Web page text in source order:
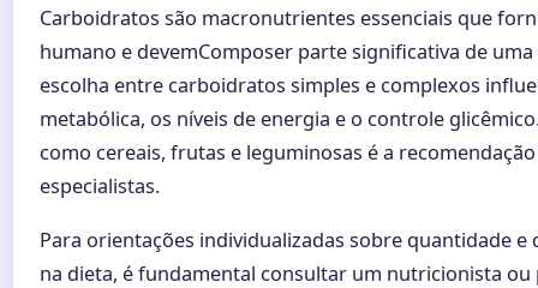
Carboidratos são macronutrientes essenciais que
humano e devemComposer parte significativa de
escolha entre carboidratos simples e complexos
metabólica, os níveis de energia e o controle
como cereais, frutas e leguminosas é a
especialistas.
Para orientações individualizadas sobre quantidade
na dieta, é fundamental consultar um nutricionista ou